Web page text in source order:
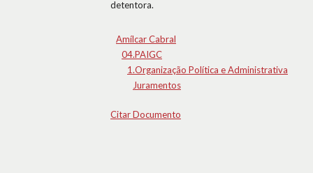
detentora.
Amílcar Cabral
04.PAIGC
1.Organização Política e Administrativa
Juramentos
Citar Documento